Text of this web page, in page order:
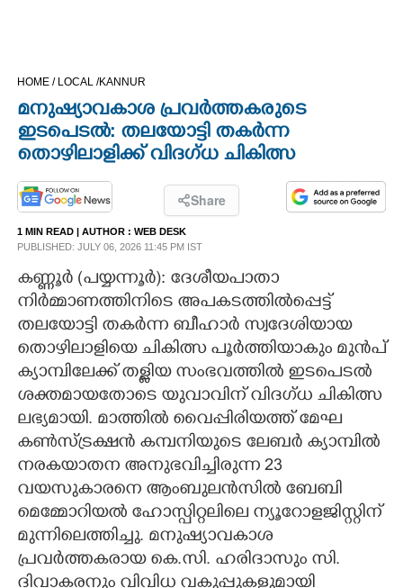
OPINION
PHOTOS
LIFESTYLE
SPIRITUAL
INFO+
ASTRO
CARTOONS
LITERATURE
HOME / LOCAL /KANNUR
മനുഷ്യാവകാശ പ്രവർത്തകരുടെ
ഇടപെടൽ: തലയോട്ടി തകർന്ന
തൊഴിലാളിക്ക് വിദഗ്ധ ചികിത്സ
Share
1 MIN READ | AUTHOR : WEB DESK
PUBLISHED: JULY 06, 2026 11:45 PM IST
കണ്ണൂർ (പയ്യന്നൂർ): ദേശീയപാതാ
നിർമ്മാണത്തിനിടെ അപകടത്തിൽപ്പെട്ട്
തലയോട്ടി തകർന്ന ബീഹാർ സ്വദേശിയായ
തൊഴിലാളിയെ ചികിത്സ പൂർത്തിയാകും മുൻപ്
ക്യാമ്പിലേക്ക് തള്ളിയ സംഭവത്തിൽ ഇടപെടൽ
ശക്തമായതോടെ യുവാവിന് വിദഗ്ധ ചികിത്സ
ലഭ്യമായി. മാത്തിൽ വൈപ്പിരിയത്ത് മേഘ
കൺസ്ട്രക്ഷൻ കമ്പനിയുടെ ലേബർ ക്യാമ്പിൽ
നരകയാതന അനുഭവിച്ചിരുന്ന 23
വയസുകാരനെ ആംബുലൻസിൽ ബേബി
മെമ്മോറിയൽ ഹോസ്പിറ്റലിലെ ന്യൂറോളജിസ്റ്റിന്
മുന്നിലെത്തിച്ചു. മനുഷ്യാവകാശ
പ്രവർത്തകരായ കെ.സി. ഹരിദാസും സി.